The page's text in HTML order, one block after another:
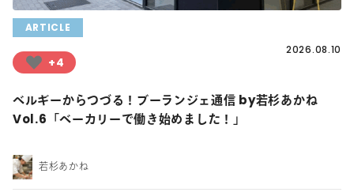
ARTICLE
+4
2026.08.10
ベルギーからつづる！ブーランジェ通信 by若杉あかね
Vol.6「ベーカリーで働き始めました！」
若杉あかね